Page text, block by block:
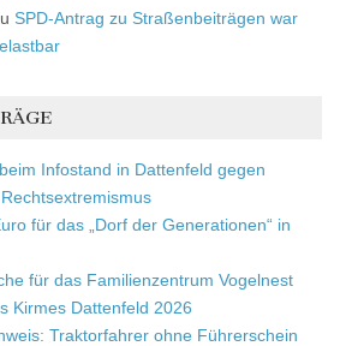
SPD-Antrag zu Straßenbeiträgen war
Infostand in Dattenfeld gegen
für das „Dorf der Generationen“ in
für das Familienzentrum Vogelnest
Kirmes Dattenfeld 2026
Traktorfahrer ohne Führerschein